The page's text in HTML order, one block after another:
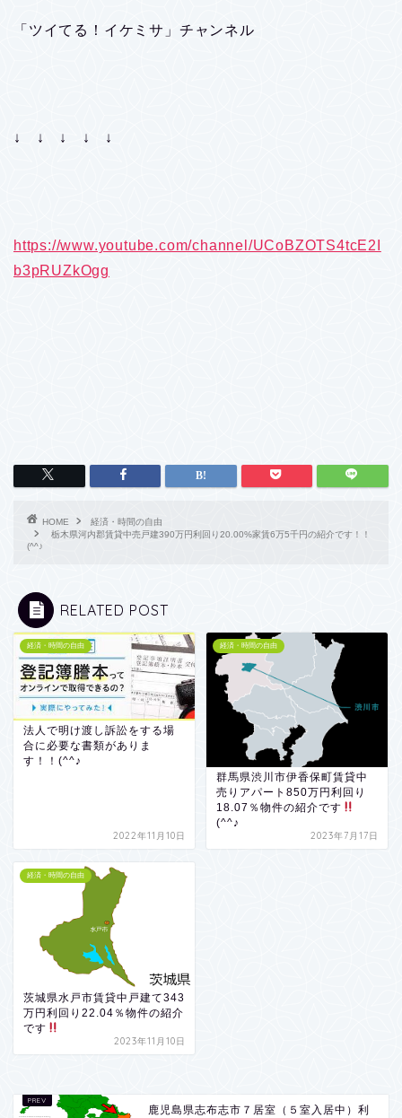
「ツイてる！イケミサ」チャンネル
↓ ↓ ↓ ↓ ↓
https://www.youtube.com/channel/UCoBZOTS4tcE2I
b3pRUZkOgg
HOME
経済・時間の自由
栃木県河内郡賃貸中売戸建390万円利回り20.00%家賃6万5千円の紹介です！！
(^^♪
RELATED POST
経済・時間の自由
法人で明け渡し訴訟をする場
合に必要な書類がありま
す！！(^^♪
2022年11月10日
経済・時間の自由
群馬県渋川市伊香保町賃貸中
売りアパート850万円利回り
18.07％物件の紹介です
(^^♪
2023年7月17日
経済・時間の自由
茨城県水戸市賃貸中戸建て343
万円利回り22.04％物件の紹介
です
2023年11月10日
鹿児島県志布志市７居室（５室入居中）利